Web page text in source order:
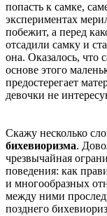
попасть к самке,
экспериментах
побежит, а перед
отсадили самку и
она. Оказалось, что
основе этого
предостерегает
девочки не
Скажу несколько
бихевиоризма.
чрезвычайная
поведения: как
и многообразных
между ними
позднего